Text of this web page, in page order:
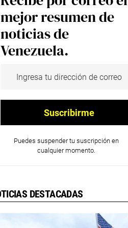
mejor resumen de
noticias de
Venezuela.
Puedes suspender tu suscripción en
cualquier momento.
DESTACADAS